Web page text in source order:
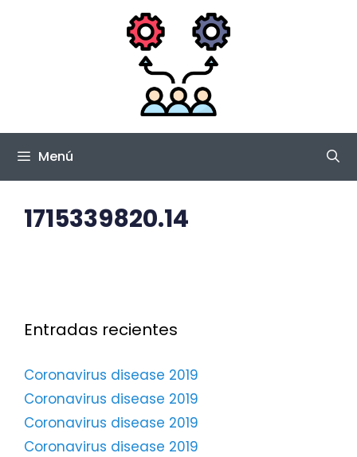
Menú
1715339820.14
Entradas recientes
Coronavirus disease 2019
Coronavirus disease 2019
Coronavirus disease 2019
Coronavirus disease 2019